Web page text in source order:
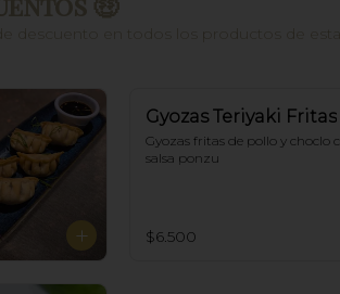
Gyozas Teriyaki Fritas
Gyozas fritas de pollo y choclo
salsa ponzu
$6.500